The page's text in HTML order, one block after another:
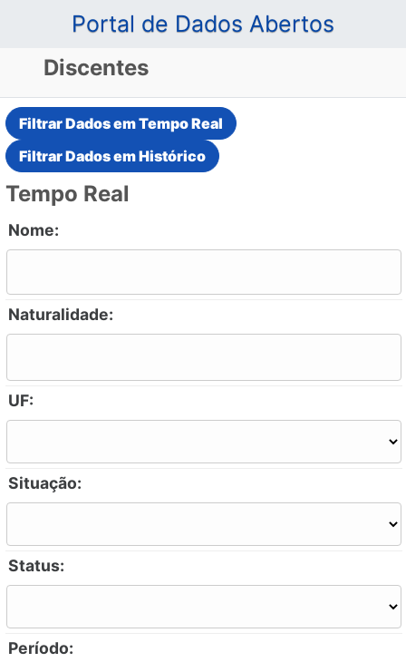
Portal de Dados Abertos
Discentes
Tempo Real
Nome:
Naturalidade:
UF:
Situação:
Status:
Período: